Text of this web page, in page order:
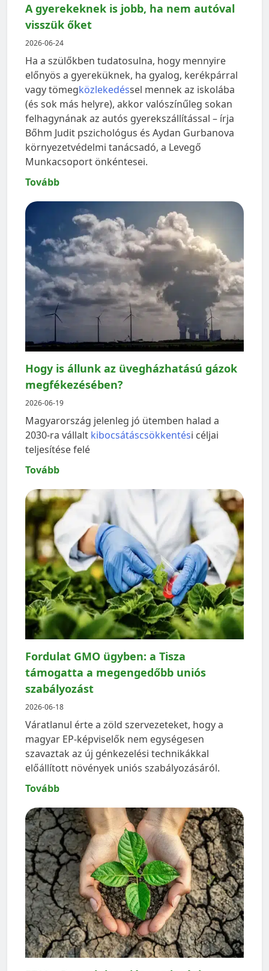
A gyerekeknek is jobb, ha nem autóval
visszük őket
2026-06-24
Ha a szülőkben tudatosulna, hogy mennyire
előnyös a gyereküknek, ha gyalog, kerékpárral
vagy tömegközlekedéssel mennek az iskolába
(és sok más helyre), akkor valószínűleg sokan
felhagynának az autós gyerekszállítással – írja
Bőhm Judit pszichológus és Aydan Gurbanova
környezetvédelmi tanácsadó, a Levegő
Munkacsoport önkéntesei.
Tovább
Hogy is állunk az üvegházhatású gázok
megfékezésében?
2026-06-19
Magyarország jelenleg jó ütemben halad a
2030-ra vállalt kibocsátáscsökkentési céljai
teljesítése felé
Tovább
Fordulat GMO ügyben: a Tisza
támogatta a megengedőbb uniós
szabályozást
2026-06-18
Váratlanul érte a zöld szervezeteket, hogy a
magyar EP-képviselők nem egységesen
szavaztak az új génkezelési technikákkal
előállított növények uniós szabályozásáról.
Tovább